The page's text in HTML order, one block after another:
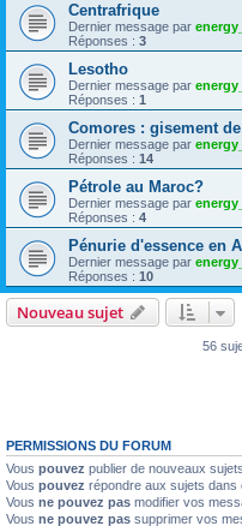
Centrafrique
Dernier message par
Réponses : 3
Lesotho
Dernier message par
Réponses : 1
Comores : gisement
Dernier message par
Réponses : 14
Pétrole au Maroc?
Dernier message par
Réponses : 4
Pénurie d'essence en
Dernier message par
Réponses : 10
Nouveau sujet
56
PERMISSIONS DU FORUM
Vous pouvez publier de nouveaux
Vous pouvez répondre aux sujets dans
Vous ne pouvez pas modifier vos
Vous ne pouvez pas supprimer vos